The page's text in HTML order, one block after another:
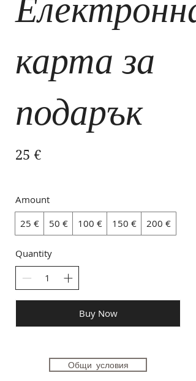
карта за
подарък
25 €
Amount
25 €
50 € 100 € 150 € 200 €
Quantity
Buy Now
Общи условия